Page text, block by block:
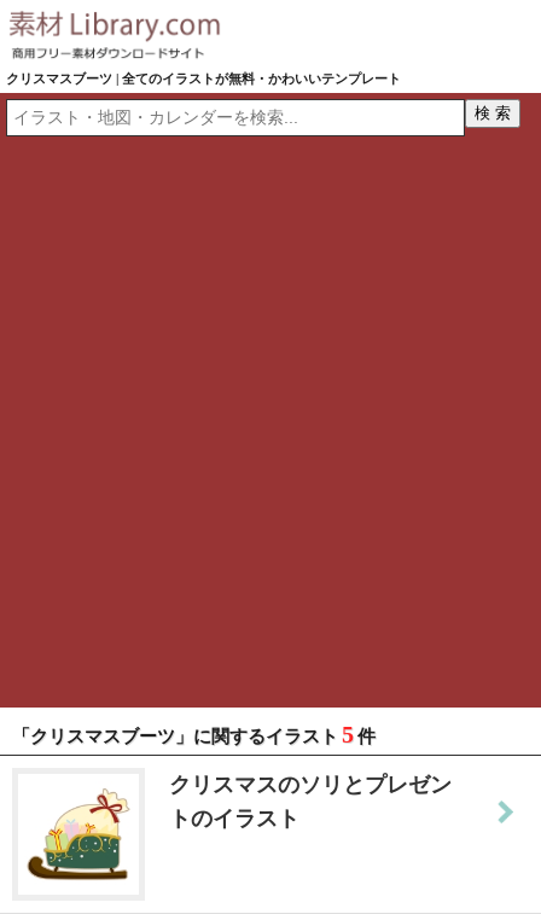
クリスマスブーツ | 全てのイラストが無料・かわいいテンプレート
「クリスマスブーツ」に関するイラスト 5件
クリスマスのソリとプレゼン
トのイラスト